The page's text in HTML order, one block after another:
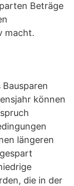
Beträge
macht.
können
längeren
die in der